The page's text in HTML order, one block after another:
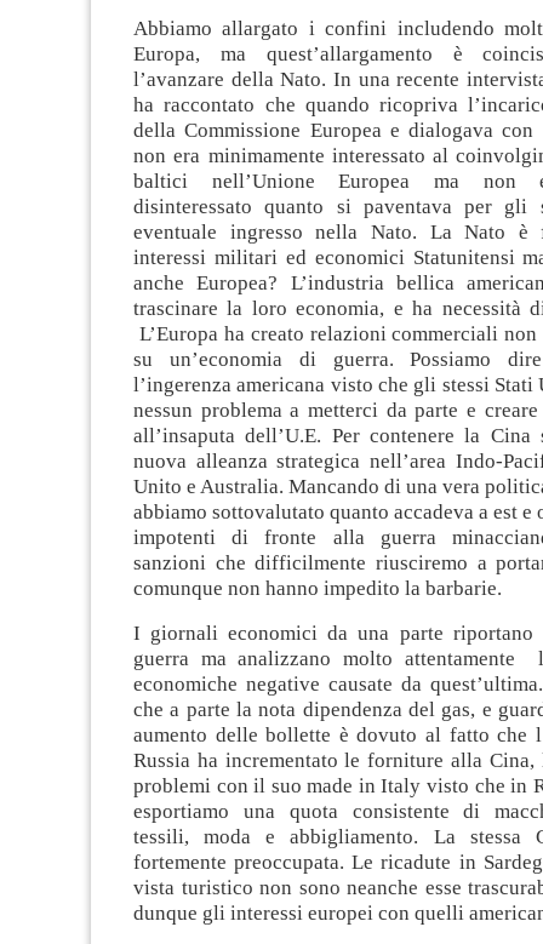
Abbiamo allargato i confini includendo
Europa, ma quest’allargamento è
l’avanzare della Nato. In una recente
ha raccontato che quando ricopriva
della Commissione Europea e dialogava con
non era minimamente interessato al
baltici nell’Unione Europea ma non
disinteressato quanto si paventava per gli
eventuale ingresso nella Nato. La Nato è
interessi militari ed economici Statunitensi
anche Europea? L’industria bellica
trascinare la loro economia, e ha necessità
L’Europa ha creato relazioni commerciali
su un’economia di guerra. Possiamo
l’ingerenza americana visto che gli stessi
nessun problema a metterci da parte e
all’insaputa dell’U.E. Per contenere la
nuova alleanza strategica nell’area Indo-
Unito e Australia. Mancando di una vera
abbiamo sottovalutato quanto accadeva a est
impotenti di fronte alla guerra
sanzioni che difficilmente riusciremo a
comunque non hanno impedito la barbarie.
I giornali economici da una parte
guerra ma analizzano molto attentamente
economiche negative causate da
che a parte la nota dipendenza del gas, e
aumento delle bollette è dovuto al fatto che
Russia ha incrementato le forniture alla
problemi con il suo made in Italy visto che in
esportiamo una quota consistente di
tessili, moda e abbigliamento. La stessa
fortemente preoccupata. Le ricadute in
vista turistico non sono neanche esse
dunque gli interessi europei con quelli